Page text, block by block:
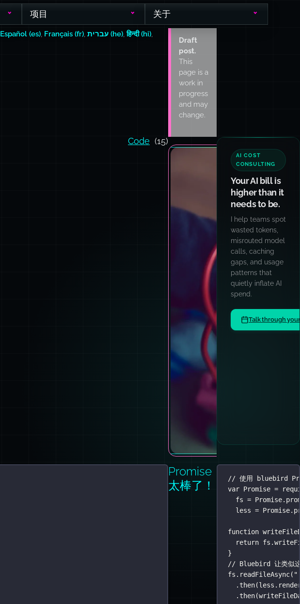
项目 关于
Español (es) Français (fr) עברית (he) ,हिन्दी (hi)
Draft
post.
This
page is a
work in
progress
and may
change.
Code (15)
AI COST
CONSULTING
Your AI bill is
higher than it
needs to be.
I help teams spot
wasted tokens,
misrouted model
calls, caching
gaps, and usage
patterns that
quietly inflate AI
spend.
Talk through
Promise：
太棒了！
// 使用 bluebird
var Promise =
fs = Promise.
less = Promise.
function
return fs.
}
// Bluebird 让类似这
fs. readFileAsync( "
. then
. then